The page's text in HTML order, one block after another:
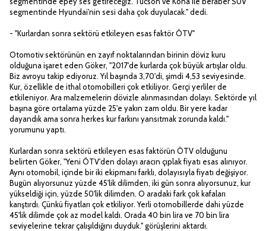
segmentinde Hyundai'nin sesi daha çok duyulacak." dedi.
- "Kurlardan sonra sektörü etkileyen esas faktör ÖTV"
Otomotiv sektörünün en zayıf noktalarından birinin döviz kuru
olduğuna işaret eden Göker, "2017'de kurlarda çok büyük artışlar oldu.
Biz avroyu takip ediyoruz. Yıl başında 3,70'di, şimdi 4,53 seviyesinde.
Kur, özellikle de ithal otomobilleri çok etkiliyor. Gerçi yerliler de
etkileniyor. Ara malzemelerin dövizle alınmasından dolayı. Sektörde yıl
başına göre ortalama yüzde 25'e yakın zam oldu. Bir yere kadar
dayandık ama sonra herkes kur farkını yansıtmak zorunda kaldı."
yorumunu yaptı.
Kurlardan sonra sektörü etkileyen esas faktörün ÖTV olduğunu
belirten Göker, "Yeni ÖTV'den dolayı aracın çıplak fiyatı esas alınıyor.
Aynı otomobil, içinde bir iki ekipmanı farklı, dolayısıyla fiyatı değişiyor.
Bugün alıyorsunuz yüzde 45'lik dilimden, iki gün sonra alıyorsunuz, kur
yükseldiği için, yüzde 50'lik dilimden. O aradaki fark çok kafaları
karıştırdı. Çünkü fiyatları çok etkiliyor. Yerli otomobillerde dahi yüzde
45'lik dilimde çok az model kaldı. Orada 40 bin lira ve 70 bin lira
seviyelerine tekrar çalışıldığını duyduk." görüşlerini aktardı.